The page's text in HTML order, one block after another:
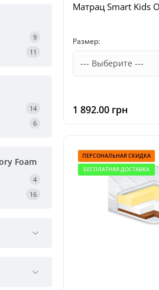
9
11
14
6
Foam
4
16
Матрац Smart Kids
Размер:
1 892.00 грн
ПЕРСОНАЛЬНАЯ СКИДКА
БЕСПЛАТНАЯ ДОСТАВКА